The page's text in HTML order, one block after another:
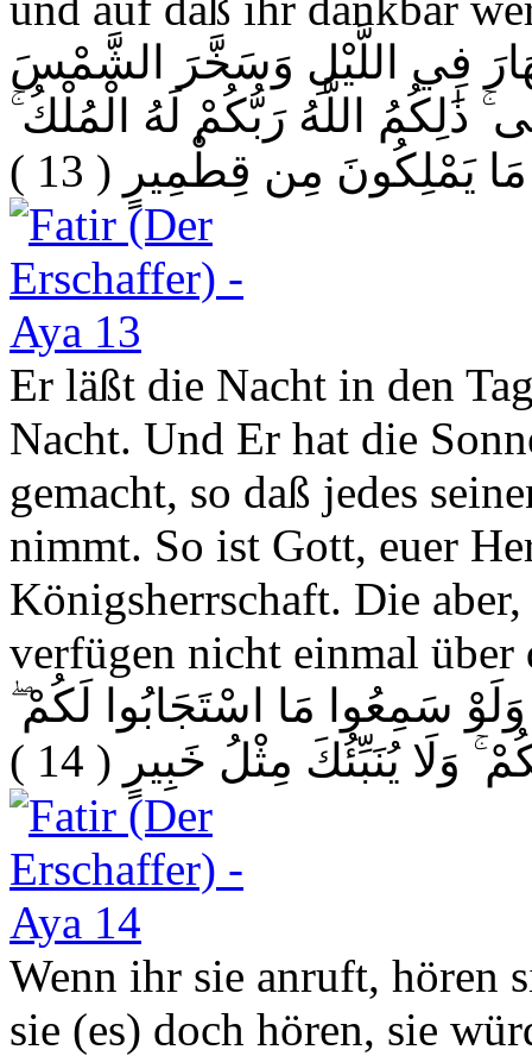
فِي اللَّيْلِ وَسَخَّرَ الشَّمْسَ
اللَّهُ رَبُّكُمْ لَهُ الْمُلْكُ
يَمْلِكُونَ مِن قِطْمِيرٍ ( 13 )
Er läßt die Nacht in den
Nacht. Und Er hat die
gemacht, so daß jedes
nimmt. So ist Gott, euer
Königsherrschaft. Die
verfügen nicht einmal über
سَمِعُوا مَا اسْتَجَابُوا لَكُمْ
وَلَا يُنَبِّئُكَ مِثْلُ خَبِيرٍ ( 14 )
Wenn ihr sie anruft, hören
sie (es) doch hören, sie